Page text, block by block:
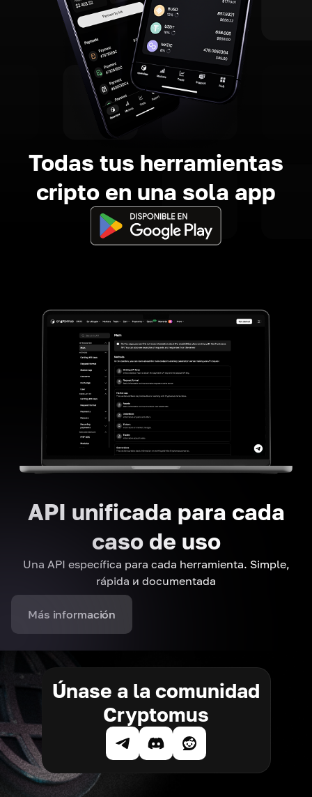
Todas tus herramientas
cripto en una sola app
API unificada para cada
caso de uso
Una API específica para cada herramienta. Simple,
rápida и documentada
Más información
Únase a la comunidad
Cryptomus